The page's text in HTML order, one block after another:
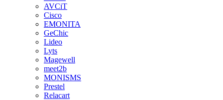
AVCiT
Cisco
EMONITA
GeChic
Lideo
Lyts
Magewell
meet2b
MONISMS
Prestel
Relacart